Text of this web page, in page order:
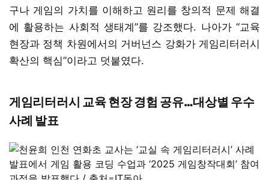
구나 게임의 가치를 이해하고 원리를 창의적 문제 해결
에 활용하는 사회적 생태계”를 강조했다. 나아가 “교육
현장과 정책 차원에서의 거버넌스 강화가 게임리터러시
확산의 핵심”이라고 덧붙였다.
게임리터러시 교육 현장 경험 공유…대상별 우수
사례 발표